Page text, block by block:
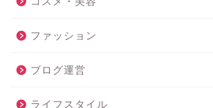
ファッション
ブログ運営
ライフスタイル